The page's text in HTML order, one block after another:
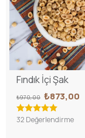
Fındık İçi Şak
₺970,00 ₺873,00
32 Değerlendirme